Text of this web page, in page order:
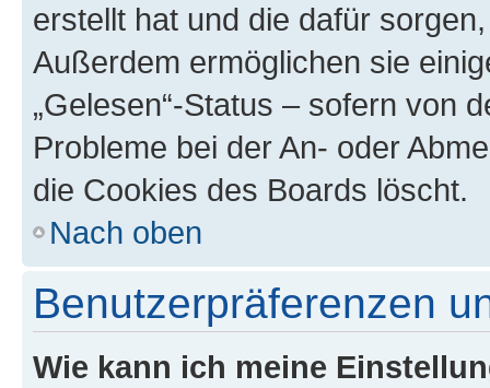
erstellt hat und die dafür
Außerdem ermöglichen sie
„Gelesen“-Status – sofern von
Probleme bei der An- oder
die Cookies des Boards löscht.
Nach oben
Benutzerpräferenzen
Wie kann ich meine